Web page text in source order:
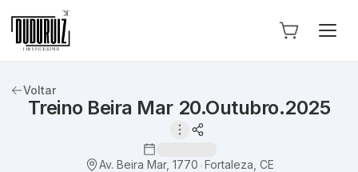
Voltar
Treino Beira Mar 20.Outubro.2025
Av. Beira Mar, 1770 Fortaleza, CE